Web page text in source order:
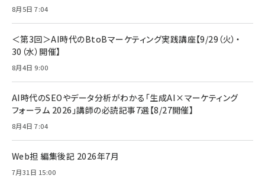
8月5日 7:04
＜第3回＞AI時代のBtoBマーケティング実践講座【9/29（火）・
30（水）開催】
8月4日 9:00
AI時代のSEOやデータ分析がわかる「生成AI×マーケティング
フォーラム 2026」講師の必読記事7選【8/27開催】
8月4日 7:04
Web担 編集後記 2026年7月
7月31日 15:00